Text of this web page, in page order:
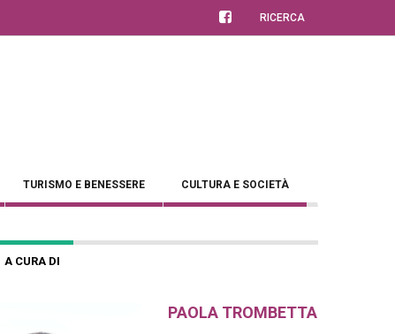
RICERCA
TURISMO E BENESSERE CULTURA E SOCIETÀ
A CURA DI
PAOLA TROMBETTA